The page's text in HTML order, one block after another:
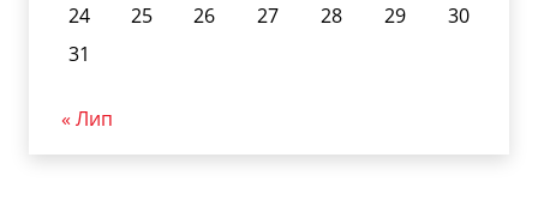
24
25 26 27 28 29
30
31
« Лип